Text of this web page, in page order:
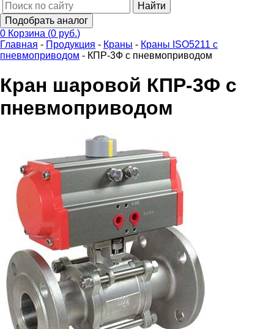
Найти
Подобрать аналог
0 Корзина (0 руб.)
Главная - Продукция - Краны - Краны ISO5211 с
пневмоприводом - КПР-3Ф с пневмоприводом
Кран шаровой КПР-3Ф с
пневмоприводом